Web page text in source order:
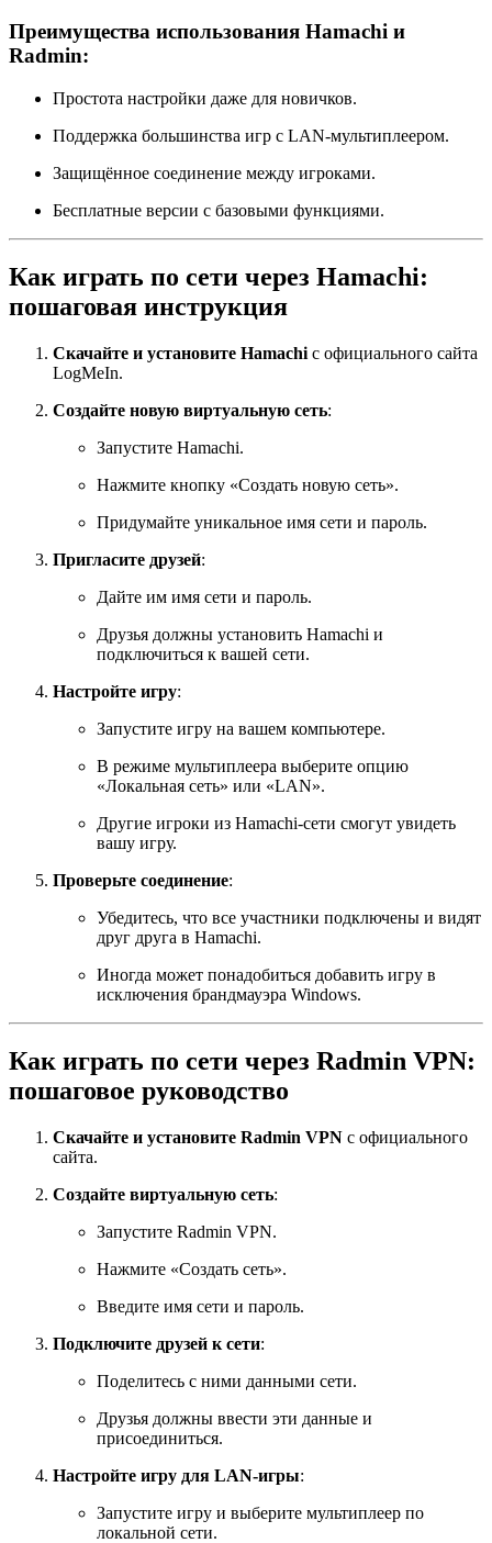
Преимущества использования Hamachi и
Radmin:
Простота настройки даже для новичков.
Поддержка большинства игр с LAN-мультиплеером.
Защищённое соединение между игроками.
Бесплатные версии с базовыми функциями.
Как играть по сети через Hamachi:
пошаговая инструкция
Скачайте и установите Hamachi с официального сайта
LogMeIn.
Создайте новую виртуальную сеть:
Запустите Hamachi.
Нажмите кнопку «Создать новую сеть».
Придумайте уникальное имя сети и пароль.
Пригласите друзей:
Дайте им имя сети и пароль.
Друзья должны установить Hamachi и
подключиться к вашей сети.
Настройте игру:
Запустите игру на вашем компьютере.
В режиме мультиплеера выберите опцию
«Локальная сеть» или «LAN».
Другие игроки из Hamachi-сети смогут увидеть
вашу игру.
Проверьте соединение:
Убедитесь, что все участники подключены и видят
друг друга в Hamachi.
Иногда может понадобиться добавить игру в
исключения брандмауэра Windows.
Как играть по сети через Radmin VPN:
пошаговое руководство
Скачайте и установите Radmin VPN с официального
сайта.
Создайте виртуальную сеть:
Запустите Radmin VPN.
Нажмите «Создать сеть».
Введите имя сети и пароль.
Подключите друзей к сети:
Поделитесь с ними данными сети.
Друзья должны ввести эти данные и
присоединиться.
Настройте игру для LAN-игры:
Запустите игру и выберите мультиплеер по
локальной сети.